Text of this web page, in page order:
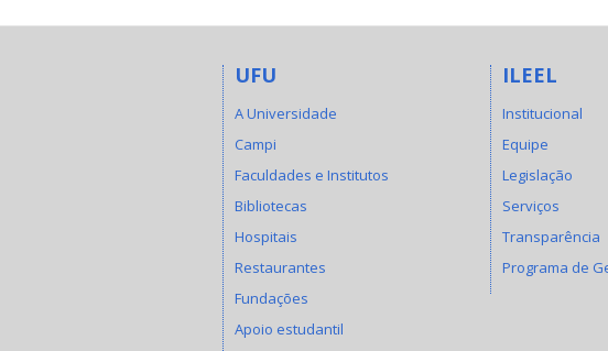
UFU
A Universidade
Campi
Faculdades e Institutos
Bibliotecas
Hospitais
Restaurantes
Fundações
Apoio estudantil
ILEEL
Institucional
Equipe
Legislação
Serviços
Transparência
Programa de